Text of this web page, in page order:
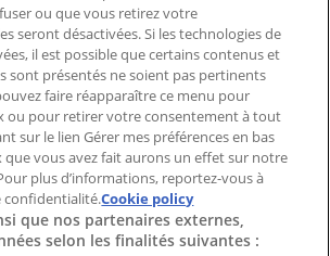
proximité
ou que vous retirez votre
seront désactivées. Si les technologies de
il est possible que certains contenus et
sont présentés ne soient pas pertinents
faire réapparaître ce menu pour
ou pour retirer votre consentement à tout
sur le lien Gérer mes préférences en bas
que vous avez fait aurons un effet sur notre
plus d’informations, reportez-vous à
confidentialité.Cookie policy
que nos partenaires externes,
selon les finalités suivantes :